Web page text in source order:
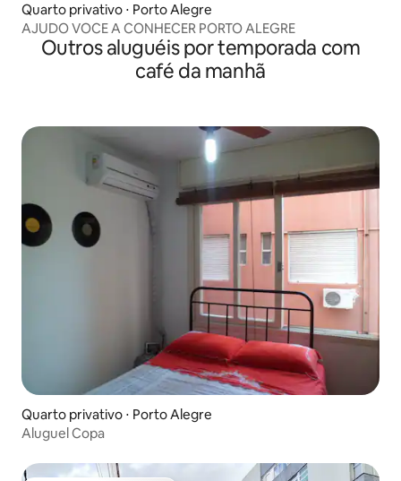
Quarto privativo ⋅ Porto Alegre
AJUDO VOCE A CONHECER PORTO ALEGRE
Outros aluguéis por temporada com
café da manhã
Quarto privativo ⋅ Porto Alegre
Aluguel Copa